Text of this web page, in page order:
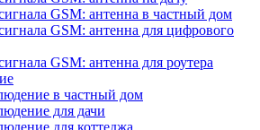
GSM: антенна в частный дом
GSM: антенна для цифрового
GSM: антенна для роутера
в частный дом
для дачи
для коттеджа